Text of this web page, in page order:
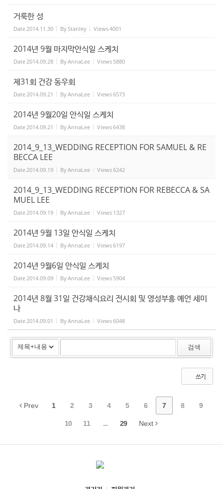
거룩한 성
Date 2014.11.30 ByStanley Views4001
2014년 9월 마지막안식일 스케치
Date 2014.09.28 ByAnnaLee Views 5880
제31회 건강 동우회
Date 2014.09.21 ByAnnaLee Views6573
2014년 9월20일 안식일 스케치
Date 2014.09.21 ByAnnaLee Views6438
2014_9_13_WEDDING RECEPTION FOR SAMUEL & RE
BECCA LEE
Date 2014.09.19 ByAnnaLee Views6242
2014_9_13_WEDDING RECEPTION FOR REBECCA & SA
MUEL LEE
Date 2014.09.19 ByAnnaLee Views 1327
2014년 9월 13일 안식일 스케치
Date 2014.09.14 ByAnnaLee Views6197
2014년 9월6일 안식일 스케치
Date 2014.09.09 ByAnnaLee Views 5904
2014년 8월 31일 건강채식요리 전시회 및 영성부흥 예언 세미
나
Date 2014.09.01 ByAnnaLee Views6048
검색
쓰기
Prev 1 2 3 4 5 6 7 8 9
10 11 ... 29 Next